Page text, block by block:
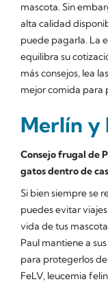
mascota. Sin
alta calidad
puede pagarla. La
equilibra su
más consejos, lea
mejor comida para
Merlín y
Consejo frugal de
gatos dentro de
Si bien siempre se
puedes evitar
vida de tus
Paul mantiene a
para protegerlos
FeLV, leucemia